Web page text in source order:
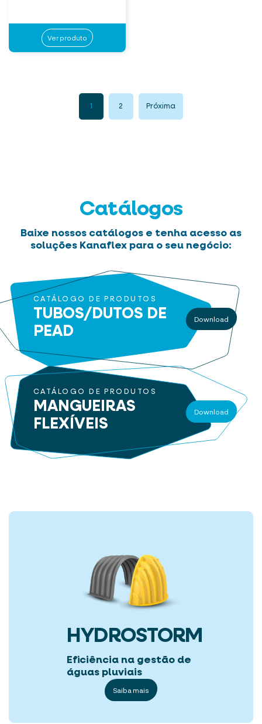
Ver produto
1 2 Próxima
Catálogos
Baixe nossos catálogos e tenha acesso as
soluções Kanaflex para o seu negócio:
CATÁLOGO DE PRODUTOS
TUBOS/DUTOS DE
PEAD
Download
CATÁLOGO DE PRODUTOS
MANGUEIRAS
FLEXÍVEIS
Download
HYDROSTORM
Eficiência na gestão de
águas pluviais
Saiba mais